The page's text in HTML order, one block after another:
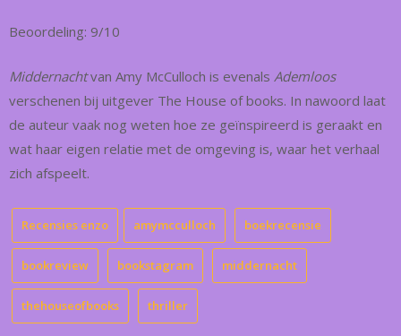
Beoordeling: 9/10
Middernachtvan Amy McCulloch is evenals Ademloos
verschenen bij uitgever The House of books. In nawoord laat
de auteur vaak nog weten hoe ze geïnspireerd is geraakt en
wat haar eigen relatie met de omgeving is, waar het verhaal
zich afspeelt.
Recensies enzo amymcculloch boekrecensie
bookreview bookstagram middernacht
thehouseofbooks thriller